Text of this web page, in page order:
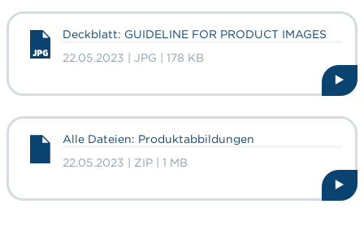
Deckblatt: GUIDELINE FOR PRODUCT IMAGES
22.05.2023 | JPG | 178 KB
Alle Dateien: Produktabbildungen
22.05.2023 | ZIP | 1 MB